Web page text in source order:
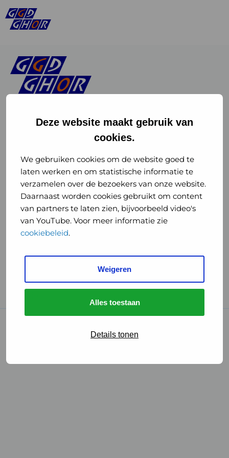
Deze website maakt gebruik van
cookies.
We gebruiken cookies om de website goed te
laten werken en om statistische informatie te
verzamelen over de bezoekers van onze website.
Daarnaast worden cookies gebruikt om content
van partners te laten zien, bijvoorbeeld video's
van YouTube. Voor meer informatie zie
cookiebeleid.
Weigeren
Alles toestaan
Details tonen
of
GGD
GHOR
Nederland
Instagram
of
GGD
GHOR
Nederland
GGD Reizen op social media
GGD Reizen
GGD Reisvaccinaties